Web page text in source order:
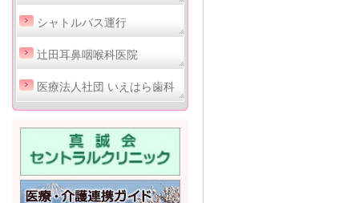
シャトルバス運行
辻田耳鼻咽喉科医院
医療法人社団 いえはら歯科